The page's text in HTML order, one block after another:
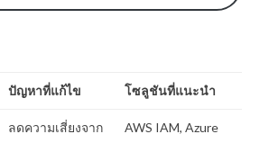
ปัญหาที่แก้ไข โซลูชันที่แนะนำ
ลดความเสี่ยงจาก
AWS IAM, Azure